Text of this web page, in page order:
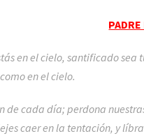
en el cielo, santificado
en el cielo.
de cada día; perdona
caer en la tentación, y